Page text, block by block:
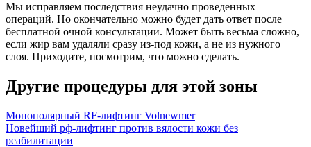
Мы исправляем последствия неудачно проведенных
операций. Но окончательно можно будет дать ответ после
бесплатной очной консультации. Может быть весьма сложно,
если жир вам удаляли сразу из-под кожи, а не из нужного
слоя. Приходите, посмотрим, что можно сделать.
Другие процедуры для этой зоны
Монополярный RF-лифтинг Volnewmer
Новейший рф-лифтинг против вялости кожи без
реабилитации